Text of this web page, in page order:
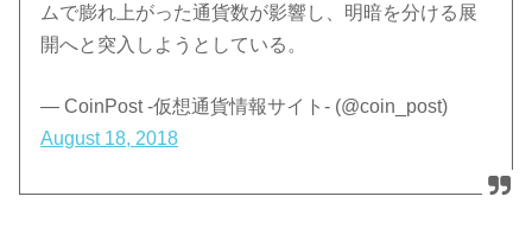
ムで膨れ上がった通貨数が影響し、明暗を分ける展
開へと突入しようとしている。
— CoinPost -仮想通貨情報サイト- (@coin_post)
August 18, 2018